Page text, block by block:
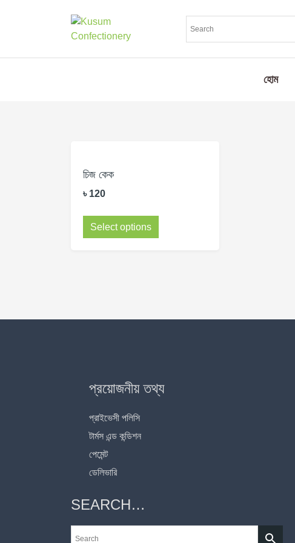
হোম
চিজ কেক
৳ 120
Select options
প্রয়োজনীয় তথ্য
প্রাইভেসী পলিসি
টার্মস এন্ড কন্ডিশন
পেমেন্ট
ডেলিভারি
SEARCH…